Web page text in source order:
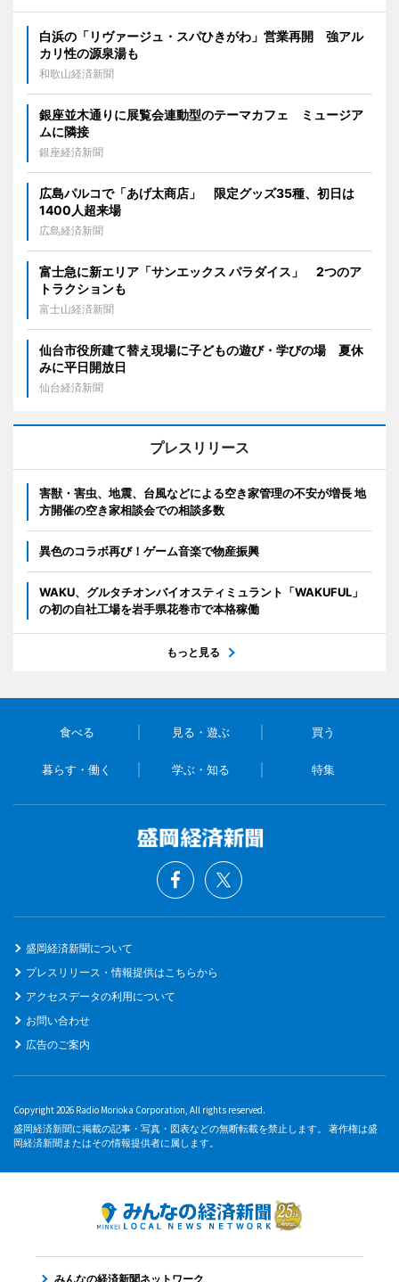
白浜の「リヴァージュ・スパひきがわ」営業再開 強アル
カリ性の源泉湯も
和歌山経済新聞
銀座並木通りに展覧会連動型のテーマカフェ ミュージア
ムに隣接
銀座経済新聞
広島パルコで「あげ太商店」 限定グッズ35種、初日は
1400人超来場
広島経済新聞
富士急に新エリア「サンエックス パラダイス」 2つのア
トラクションも
富士山経済新聞
仙台市役所建て替え現場に子どもの遊び・学びの場 夏休
みに平日開放日
仙台経済新聞
プレスリリース
害獣・害虫、地震、台風などによる空き家管理の不安が増長 地
方開催の空き家相談会での相談多数
異色のコラボ再び！ゲーム音楽で物産振興
WAKU、グルタチオンバイオスティミュラント「WAKUFUL」
の初の自社工場を岩手県花巻市で本格稼働
もっと見る
食べる 見る・遊ぶ 買う
暮らす・働く 学ぶ・知る 特集
盛岡経済新聞について
プレスリリース・情報提供はこちらから
アクセスデータの利用について
お問い合わせ
広告のご案内
Copyright 2026 Radio Morioka Corporation, All rights reserved.
盛岡経済新聞に掲載の記事・写真・図表などの無断転載を禁止します。 著作権は盛
岡経済新聞またはその情報提供者に属します。
みんなの経済新聞ネットワーク